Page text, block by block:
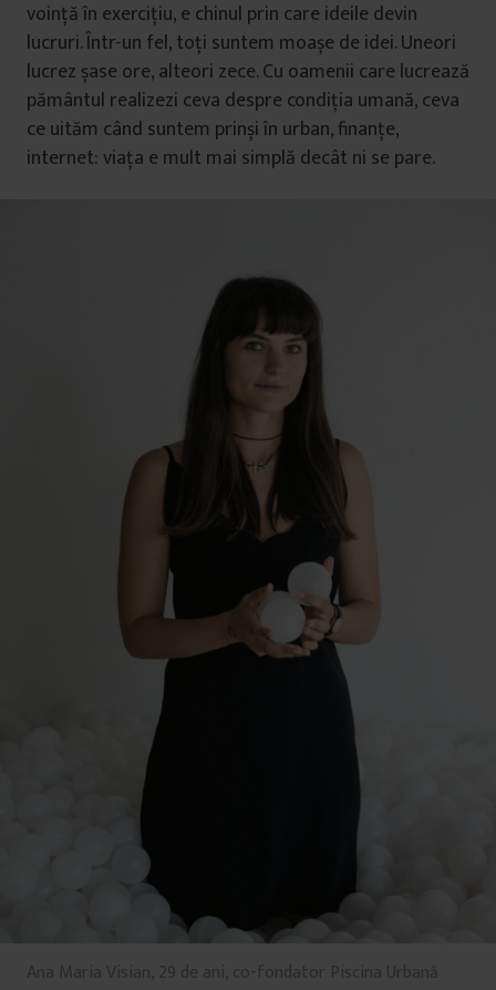
voință în exercițiu, e chinul prin care ideile devin
lucruri. Într-un fel, toți suntem moașe de idei. Uneori
lucrez șase ore, alteori zece. Cu oamenii care lucrează
pământul realizezi ceva despre condiția umană, ceva
ce uităm când suntem prinși în urban, finanțe,
internet: viața e mult mai simplă decât ni se pare.
Ana Maria Visian, 29 de ani, co-fondator Piscina Urbană